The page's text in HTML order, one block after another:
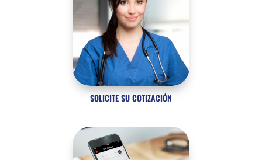
SOLICITE SU COTIZACIÓN